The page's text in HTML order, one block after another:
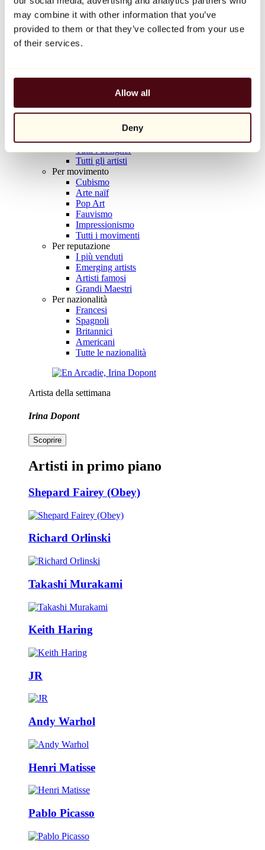
may combine it with other information that you’ve
provided to them or that they’ve collected from your use
of their services.
Allow all
Deny
Balloon Dog (Orange)
Jeff Koons
10.000 €
Artisti
Tutti i pittori
Tutti i fotografi
Tutti i disegnatori
Tutti i designer
Tutti gli artisti
Per movimento
Cubismo
Arte naïf
Pop Art
Fauvismo
Impressionismo
Tutti i movimenti
Per reputazione
I più venduti
Emerging artists
Artisti famosi
Grandi Maestri
Per nazionalità
Francesi
Spagnoli
Britannici
Americani
Tutte le nazionalità
Artista della settimana
Irina Dopont
Scoprire
Artisti in primo piano
Shepard Fairey (Obey)
Richard Orlinski
Takashi Murakami
Keith Haring
JR
Andy Warhol
Henri Matisse
Pablo Picasso